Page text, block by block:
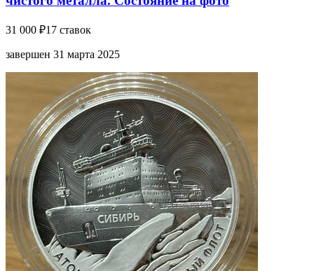
31 000 ₽17 ставок
завершен 31 марта 2025